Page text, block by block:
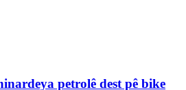
petrolê dest pê bike